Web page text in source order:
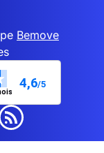
Bemove
4,6/5